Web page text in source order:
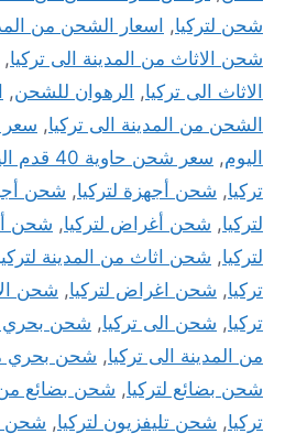
شحن لتركيا, اسعار الشحن من
شحن الاثاث من المدينة الى تركيا,
الاثاث الى تركيا, الرهوان للشحن,
الشحن من المدينة الى تركيا,
اليوم, سعر شحن حاوية 40 قدم اليوم
تركيا, شحن أجهزة لتركيا, شحن
لتركيا, شحن أغراض لتركيا, شحن
لتركيا, شحن اثاث من المدينة
تركيا, شحن اغراض لتركيا, شحن
تركيا, شحن الى تركيا, شحن بحري
من المدينة الى تركيا, شحن بحري
شحن بضائع لتركيا, شحن بضائع من
تركيا, شحن تليفزيون لتركيا, شحن